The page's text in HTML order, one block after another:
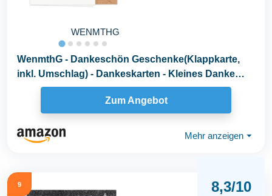
WENMTHG
WenmthG - Dankeschön Geschenke(Klappkarte,
inkl. Umschlag) - Dankeskarten - Kleines Danke
Geschenk...
Zum Angebot
Mehr anzeigen ⏷
9 8,3/10